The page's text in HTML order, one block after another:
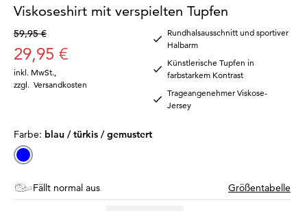
Viskoseshirt mit verspielten Tupfen
59,95 €
29,95 €
inkl. MwSt.
zzgl. Versandkosten
Rundhalsausschnitt und sportiver
Halbarm
Künstlerische Tupfen in
farbstarkem Kontrast
Trageangenehmer Viskose-
Jersey
Farbe: blau / türkis / gemustert
Fällt normal aus Größentabelle